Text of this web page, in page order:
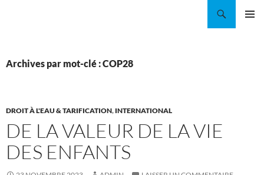
Archives par mot-clé : COP28
DROIT À L'EAU & TARIFICATION, INTERNATIONAL
DE LA VALEUR DE LA VIE
DES ENFANTS